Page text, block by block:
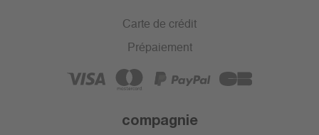
Carte de crédit
Prépaiement
compagnie